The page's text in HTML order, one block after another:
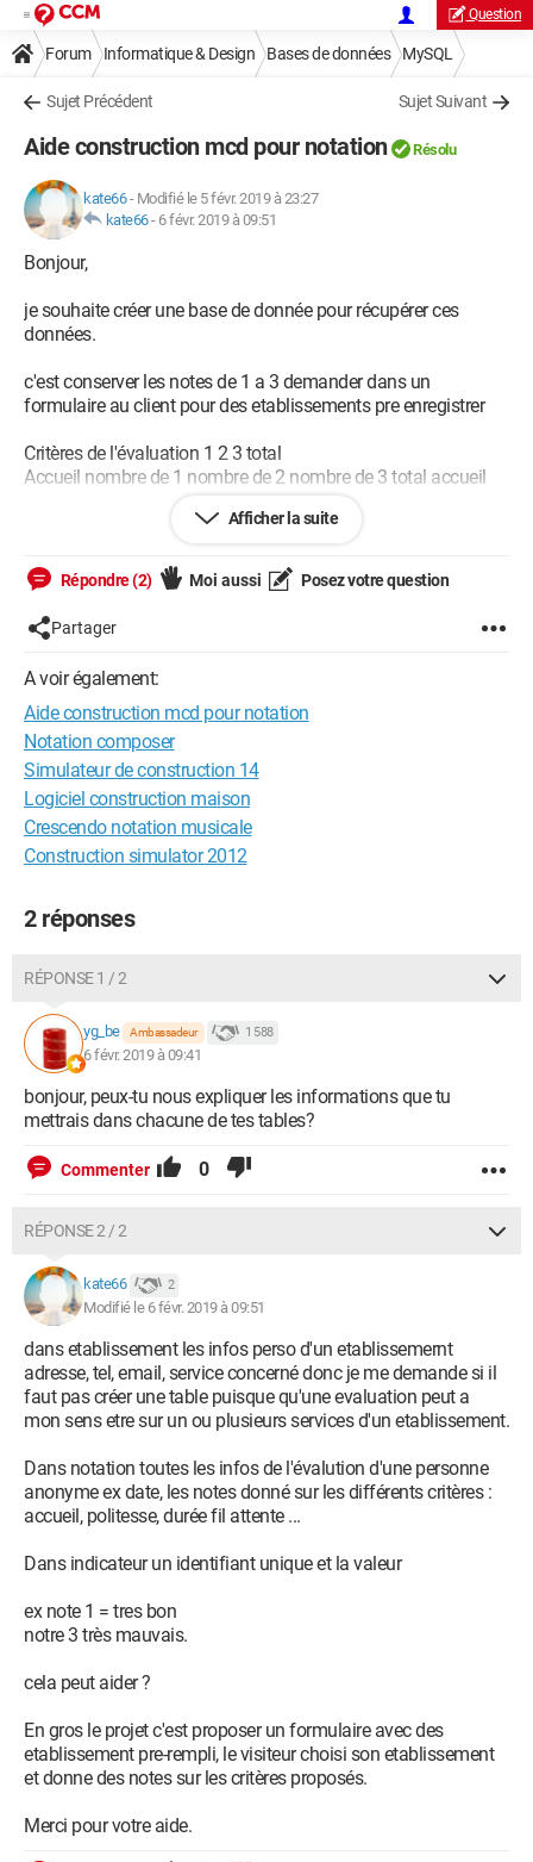
Question
Forum Informatique & Design Bases de données MySQL
Sujet Précédent Sujet Suivant
Aide construction mcd pour notation Résolu
kate66- Modifié le 5 févr. 2019 à 23:27
kate66- 6 févr. 2019 à 09:51
Bonjour,
je souhaite créer une base de donnée pour récupérer ces
données.
c'est conserver les notes de 1 a 3 demander dans un
formulaire au client pour des etablissements pre enregistrer
Critères de l'évaluation 1 2 3 total
Accueil nombre de 1 nombre de 2 nombre de 3 total accueil
Politesse nombre de 1 nombre de 2 nombre 3 total politesse
Je penser créer 3 tables une pour les données de l
Etablissement, une table pour les donnes de L'Evaluations
(accueil, duree fil attente,...) et une table pour les indicateurs de
notes (1 à 5).
Je pense que le nombre de 1, nombre 2...et total devront être
calculé avec des requetes mysql ?
pouvez-vous m'aider à etablir ce MCD ?
Afficher la suite
Répondre (2) Moi aussi Posez votre question
Partager
A voir également:
Aide construction mcd pour notation
Notation composer
Simulateur de construction 14
Logiciel construction maison
Crescendo notation musicale
Construction simulator 2012
2 réponses
RÉPONSE 1 / 2
yg_be Ambassadeur 1 588
6 févr. 2019 à 09:41
bonjour, peux-tu nous expliquer les informations que tu
mettrais dans chacune de tes tables?
Commenter 0
RÉPONSE 2 / 2
kate66 2
Modifié le 6 févr. 2019 à 09:51
dans etablissement les infos perso d'un etablissemernt
adresse, tel, email, service concerné donc je me demande si il
faut pas créer une table puisque qu'une evaluation peut a
mon sens etre sur un ou plusieurs services d'un etablissement.
Dans notation toutes les infos de l'évalution d'une personne
anonyme ex date, les notes donné sur les différents critères :
accueil, politesse, durée fil attente ...
Dans indicateur un identifiant unique et la valeur
ex note 1 = tres bon
notre 3 très mauvais.
cela peut aider ?
En gros le projet c'est proposer un formulaire avec des
etablissement pre-rempli, le visiteur choisi son etablissement
et donne des notes sur les critères proposés.
Merci pour votre aide.